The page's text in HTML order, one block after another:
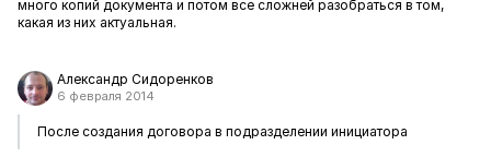
много копий документа и потом все сложней разобраться в том,
какая из них актуальная.
Александр Сидоренков
6 февраля 2014
После создания договора в подразделении инициатора